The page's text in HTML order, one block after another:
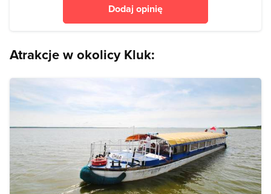
Dodaj opinię
Atrakcje w okolicy Kluk: